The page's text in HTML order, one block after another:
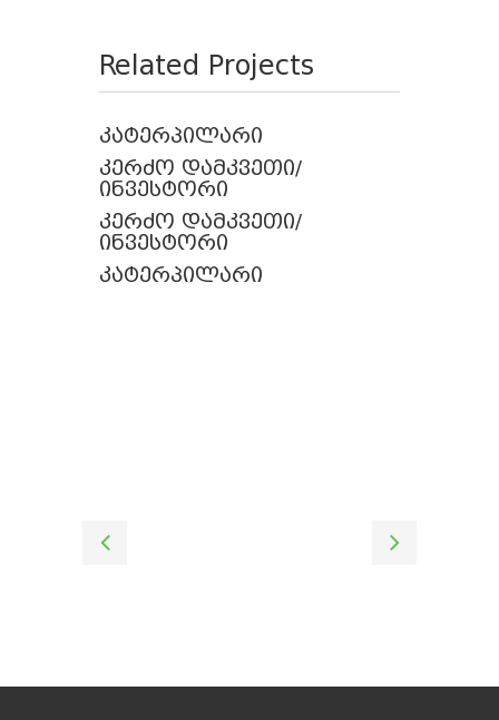
Related Projects
კატერპილარი
კერძო დამკვეთი/
ინვესტორი
კერძო დამკვეთი/
ინვესტორი
კატერპილარი